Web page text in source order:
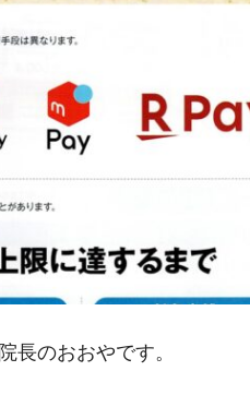
長のおおやです。